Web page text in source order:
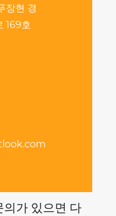
장현 경
169호
의가 있으면 다